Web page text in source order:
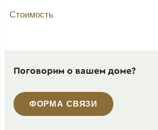
Стоимость
Поговорим о вашем доме?
ФОРМА СВЯЗИ